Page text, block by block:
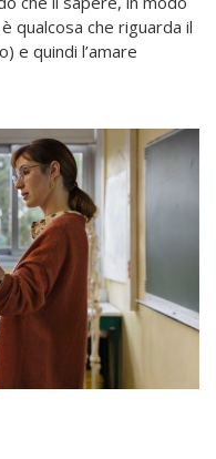
qualcosa che riguarda il
e quindi l’amare